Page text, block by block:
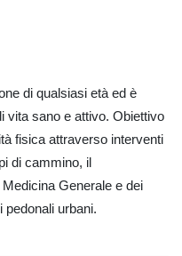
di qualsiasi età ed è
vita sano e attivo. Obiettivo
fisica attraverso interventi
di cammino, il
Generale e dei
urbani.